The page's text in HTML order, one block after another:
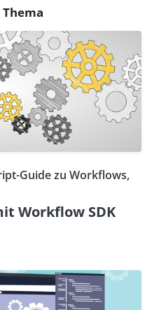
Guide zu Workflows,
Workflow SDK